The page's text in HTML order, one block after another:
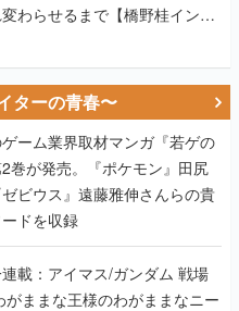
わらせるまで【橋野桂インタ
ターの青春〜
ーム業界取材マンガ『若ゲの
巻が発売。『ポケモン』田尻
ビウス』遠藤雅伸さんらの貴
ドを収録
載：アイマス/ガンダム 戦場
がままな王様のわがままなニー